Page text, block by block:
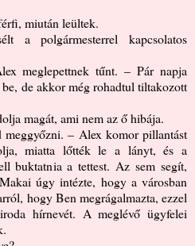
miután leültek.
a polgármesterrel kapcsolatos
meglepettnek tűnt. – Pár napja
de akkor még rohadtul tiltakozott
magát, ami nem az ő hibája.
– Alex komor pillantást
miatta lőtték le a lányt, és a
buktatnia a tettest. Az sem segít,
úgy intézte, hogy a városban
hogy Ben megrágalmazta, ezzel
hírnevét. A meglévő ügyfelei